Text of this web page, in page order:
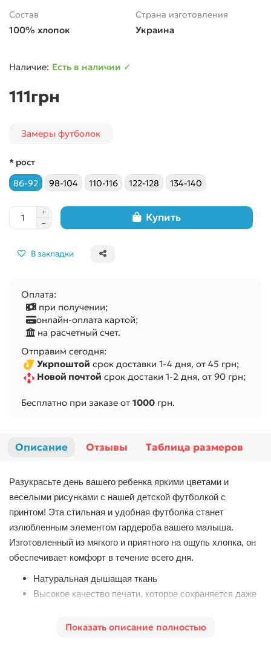
Состав
100% хлопок
Страна изготовления
Украина
Есть в наличии ✓
111грн
Замеры футболок
* рост
86-92
98-104 110-116 122-128 134-140
Купить
В закладки
Оплата:
при получении;
онлайн-оплата картой;
на расчетный счет.
Отправим сегодня:
Укрпоштой срок доставки 1-4 дня, от 45 грн;
Новой почтой срок достаки 1-2 дня, от 90 грн;
Бесплатно при заказе от 1000 грн.
Описание Отзывы Таблица размеров
Разукрасьте день вашего ребенка яркими цветами и
веселыми рисунками с нашей детской футболкой с
принтом! Эта стильная и удобная футболка станет
излюбленным элементом гардероба вашего малыша.
Изготовленный из мягкого и приятного на ощупь хлопка, он
обеспечивает комфорт в течение всего дня.
Натуральная дышащая ткань
Высокое качество печати, которое сохраняется даже
Идеально подходит для активных игр, прогулок и
Показать описание полностью